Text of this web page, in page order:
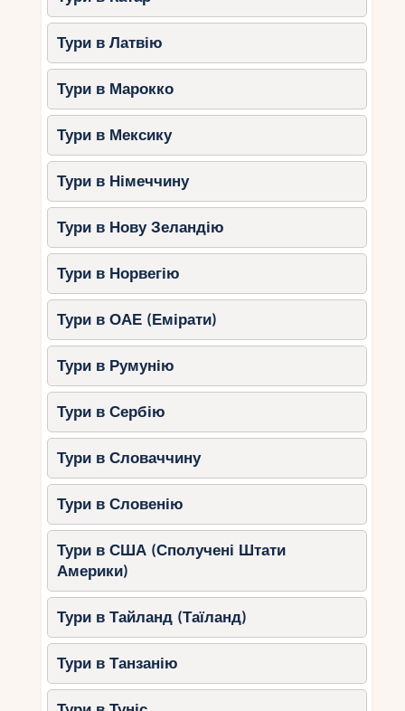
Тури в Латвію
Тури в Марокко
Тури в Мексику
Тури в Німеччину
Тури в Нову Зеландію
Тури в Норвегію
Тури в ОАЕ (Емірати)
Тури в Румунію
Тури в Сербію
Тури в Словаччину
Тури в Словенію
Тури в США (Сполучені Штати
Америки)
Тури в Тайланд (Таїланд)
Тури в Танзанію